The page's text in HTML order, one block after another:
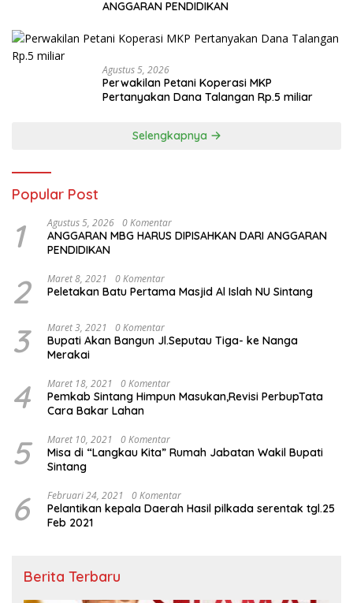
ANGGARAN PENDIDIKAN
Agustus 5, 2026
Perwakilan Petani Koperasi MKP
Pertanyakan Dana Talangan Rp.5 miliar
Selengkapnya
Popular Post
1 Agustus 5, 2026 0 Komentar
ANGGARAN MBG HARUS DIPISAHKAN DARI ANGGARAN
PENDIDIKAN
2 Maret 8, 2021 0 Komentar
Peletakan Batu Pertama Masjid Al Islah NU Sintang
3 Maret 3, 2021 0 Komentar
Bupati Akan Bangun Jl.Seputau Tiga- ke Nanga
Merakai
4 Maret 18, 2021 0 Komentar
Pemkab Sintang Himpun Masukan,Revisi PerbupTata
Cara Bakar Lahan
5 Maret 10, 2021 0 Komentar
Misa di “Langkau Kita” Rumah Jabatan Wakil Bupati
Sintang
6 Februari 24, 2021 0 Komentar
Pelantikan kepala Daerah Hasil pilkada serentak tgl.25
Feb 2021
Berita Terbaru